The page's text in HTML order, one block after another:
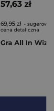
57,63 zł
69,95 zł -
cena detaliczna